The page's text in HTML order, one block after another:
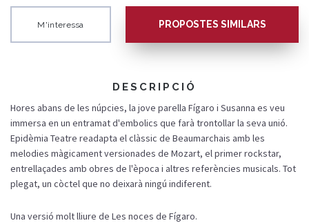
M'interessa PROPOSTES SIMILARS
DESCRIPCIÓ
Hores abans de les núpcies, la jove parella Fígaro i Susanna es veu
immersa en un entramat d'embolics que farà trontollar la seva unió.
Epidèmia Teatre readapta el clàssic de Beaumarchais amb les
melodies màgicament versionades de Mozart, el primer rockstar,
entrellaçades amb obres de l'època i altres referències musicals. Tot
plegat, un còctel que no deixarà ningú indiferent.
Una versió molt lliure de Les noces de Fígaro.